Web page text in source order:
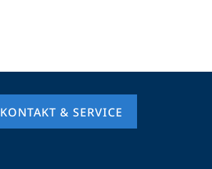
KONTAKT & SERVICE